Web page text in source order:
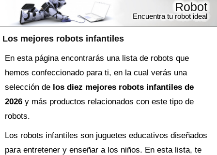
Los mejores robots infantiles
Robot
Encuentra tu robot ideal
En esta página encontrarás una lista de robots que
hemos confeccionado para ti, en la cual verás una
selección de los diez mejores robots infantiles de
2026 y más productos relacionados con este tipo de
robots.
Los robots infantiles son juguetes educativos diseñados
para entretener y enseñar a los niños. En esta lista, te